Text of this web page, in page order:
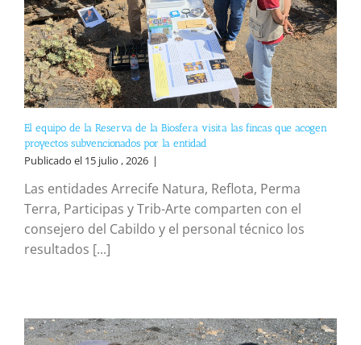
El equipo de la Reserva de la Biosfera visita las fincas que acogen
proyectos subvencionados por la entidad
Publicado el 15 julio , 2026 |
Las entidades Arrecife Natura, Reflota, Perma
Terra, Participas y Trib-Arte comparten con el
consejero del Cabildo y el personal técnico los
resultados [...]